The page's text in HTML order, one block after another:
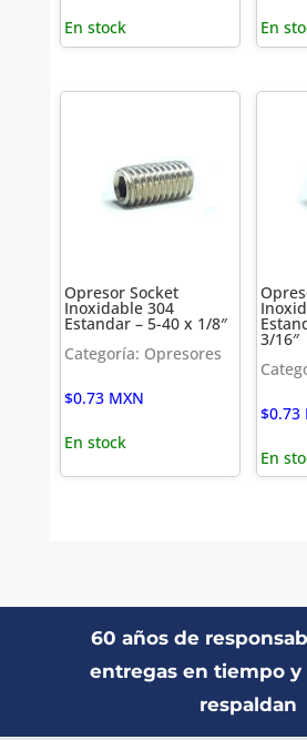
En stock En
Opresor Socket
Inoxidable 304
Estandar – 5-40 x 1/8″
Categoría: Opresores
$0.73 MXN
En stock
3/16″
$0.73
En
60 años de
entregas en tiempo y
respaldan